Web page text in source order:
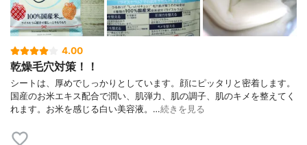
4.00
乾燥毛穴対策！！
シートは、厚めでしっかりとしています。顔にピッタリと密着します。
国産のお米エキス配合で潤い、肌弾力、肌の調子、肌のキメを整えてく
れます。お米を感じる白い美容液。…続きを見る